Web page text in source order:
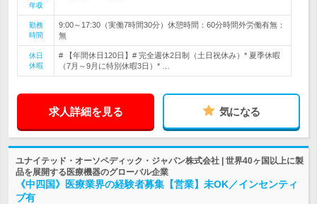
年収
勤務
時間
9:00～17:30（実働7時間30分）休憩時間：60分時間外労働有無：
無
休日
休暇
# 【年間休日120日】# 完全週休2日制（土日祝休み）* 夏季休暇
（7月～9月に特別休暇3日）* …
求人詳細を見る 気になる
ユナイテッド・オーソペディック・ジャパン株式会社 | 世界40ヶ国以上に製
品を展開する医療機器のグローバル企業
《中四国》医療業界の経験者募集【営業】未OK／インセンティ
ブ有